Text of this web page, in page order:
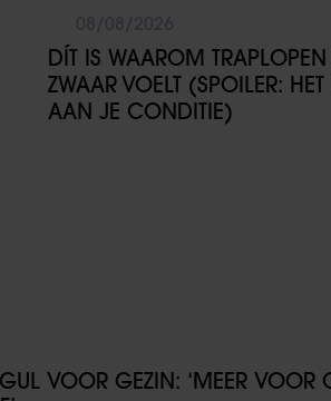
DÍT IS WAAROM
ZWAAR VOELT (SPOILER:
AAN JE CONDITIE)
VOOR GEZIN: ‘MEER VOOR